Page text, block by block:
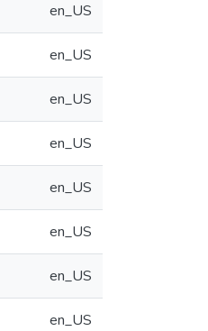
en_US
en_US
en_US
en_US
en_US
en_US
en_US
en_US